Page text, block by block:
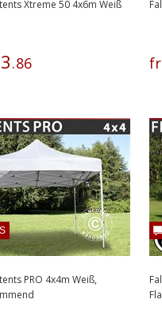
Xtreme 50 4x6m Weiß
.86
PRO 4x4m Weiß,